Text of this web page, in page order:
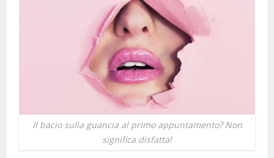
Il bacio sulla guancia al primo appuntamento? Non
significa disfatta!